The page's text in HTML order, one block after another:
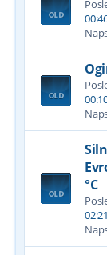
°C
02:21